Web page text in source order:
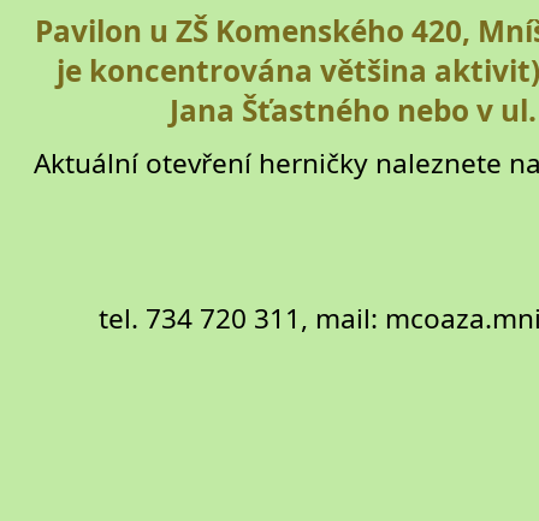
Pavilon u ZŠ Komenského 420,
je koncentrována většina
Jana Šťastného nebo v
Aktuální otevření herničky naleznete
tel. 734 720 311, mail: